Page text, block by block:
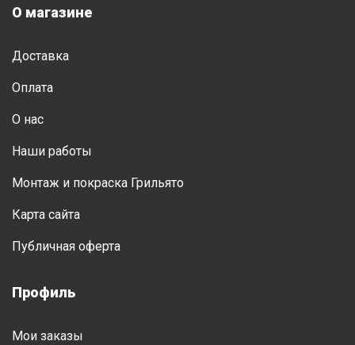
О магазине
Доставка
Оплата
О нас
Наши работы
Монтаж и покраска Грильято
Карта сайта
Публичная оферта
Профиль
Мои заказы